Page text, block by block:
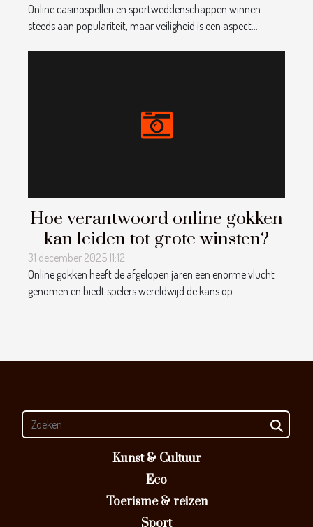
Online casinospellen en sportweddenschappen winnen
steeds aan populariteit, maar veiligheid is een aspect...
Hoe verantwoord online gokken
kan leiden tot grote winsten?
31 december 2025 11:12
Online gokken heeft de afgelopen jaren een enorme vlucht
genomen en biedt spelers wereldwijd de kans op...
Kunst & Cultuur
Eco
Toerisme & reizen
Sport